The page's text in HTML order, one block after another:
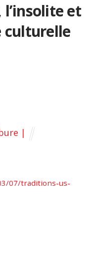
et
culturelle
|
07/traditions-us-